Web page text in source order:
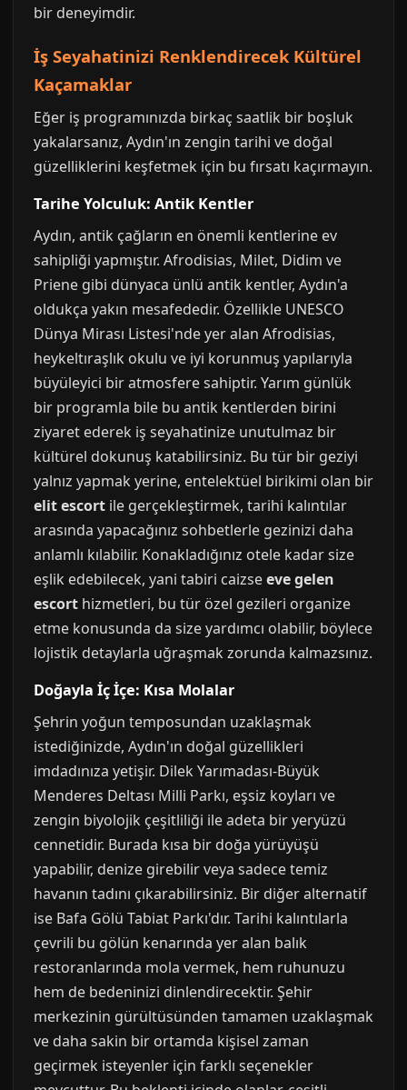
bir deneyimdir.
İş Seyahatinizi Renklendirecek Kültürel
Kaçamaklar
Eğer iş programınızda birkaç saatlik bir boşluk
yakalarsanız, Aydın'ın zengin tarihi ve doğal
güzelliklerini keşfetmek için bu fırsatı kaçırmayın.
Tarihe Yolculuk: Antik Kentler
Aydın, antik çağların en önemli kentlerine ev
sahipliği yapmıştır. Afrodisias, Milet, Didim ve
Priene gibi dünyaca ünlü antik kentler, Aydın'a
oldukça yakın mesafededir. Özellikle UNESCO
Dünya Mirası Listesi'nde yer alan Afrodisias,
heykeltıraşlık okulu ve iyi korunmuş yapılarıyla
büyüleyici bir atmosfere sahiptir. Yarım günlük
bir programla bile bu antik kentlerden birini
ziyaret ederek iş seyahatinize unutulmaz bir
kültürel dokunuş katabilirsiniz. Bu tür bir geziyi
yalnız yapmak yerine, entelektüel birikimi olan bir
elit escort ile gerçekleştirmek, tarihi kalıntılar
arasında yapacağınız sohbetlerle gezinizi daha
anlamlı kılabilir. Konakladığınız otele kadar size
eşlik edebilecek, yani tabiri caizseeve gelen
escort hizmetleri, bu tür özel gezileri organize
etme konusunda da size yardımcı olabilir, böylece
lojistik detaylarla uğraşmak zorunda kalmazsınız.
Doğayla İç İçe: Kısa Molalar
Şehrin yoğun temposundan uzaklaşmak
istediğinizde, Aydın'ın doğal güzellikleri
imdadınıza yetişir. Dilek Yarımadası-Büyük
Menderes Deltası Milli Parkı, eşsiz koyları ve
zengin biyolojik çeşitliliği ile adeta bir yeryüzü
cennetidir. Burada kısa bir doğa yürüyüşü
yapabilir, denize girebilir veya sadece temiz
havanın tadını çıkarabilirsiniz. Bir diğer alternatif
ise Bafa Gölü Tabiat Parkı'dır. Tarihi kalıntılarla
çevrili bu gölün kenarında yer alan balık
restoranlarında mola vermek, hem ruhunuzu
hem de bedeninizi dinlendirecektir. Şehir
merkezinin gürültüsünden tamamen uzaklaşmak
ve daha sakin bir ortamda kişisel zaman
geçirmek isteyenler için farklı seçenekler